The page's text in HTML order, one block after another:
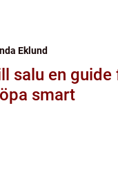
Eklund
guide för
smart